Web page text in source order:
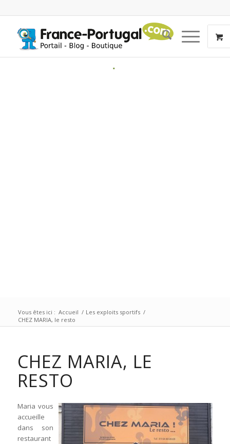
Vous êtes ici : Accueil / Les exploits sportifs /
CHEZ MARIA, le resto
CHEZ MARIA, LE
RESTO
Maria vous
accueille
dans son
restaurant